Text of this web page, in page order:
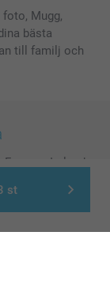
st
Mugg,
bästa
till familj och
France
Ireland
- Suisse